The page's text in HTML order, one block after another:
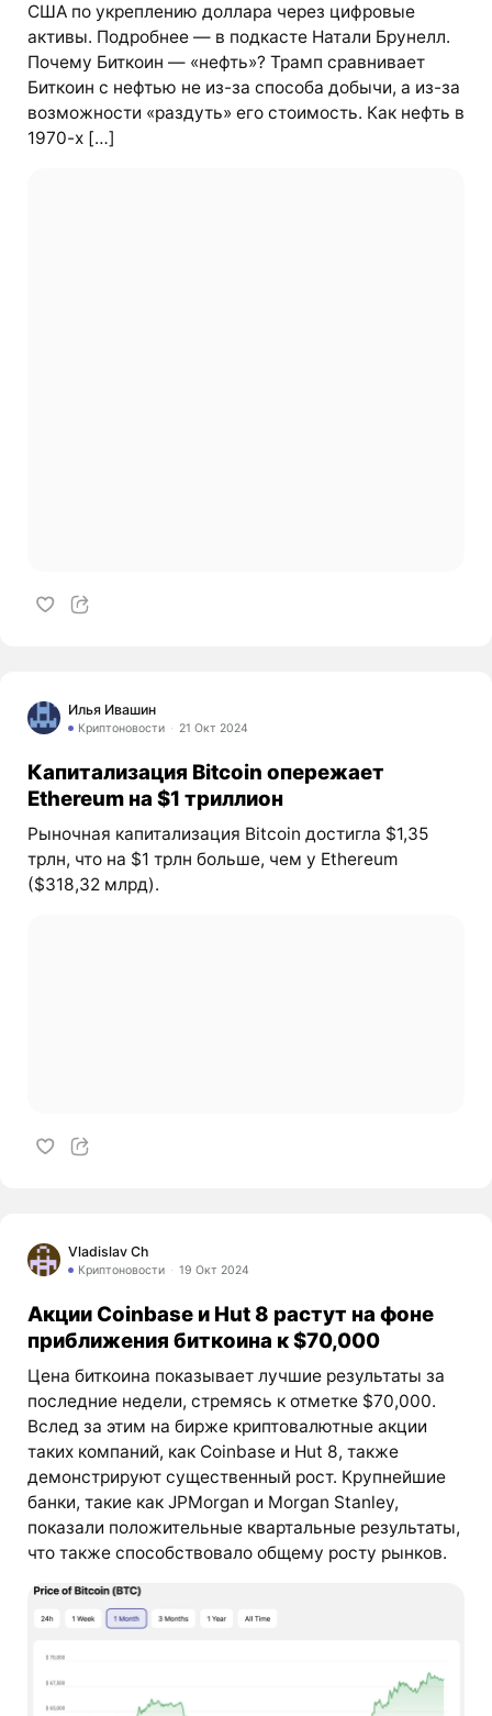
США по укреплению доллара через цифровые
активы. Подробнее — в подкасте Натали Брунелл.
Почему Биткоин — «нефть»? Трамп сравнивает
Биткоин с нефтью не из-за способа добычи, а из-за
возможности «раздуть» его стоимость. Как нефть в
1970-х […]
Илья Ивашин
Криптоновости 21 Окт 2024
Капитализация Bitcoin опережает
Ethereum на $1 триллион
Рыночная капитализация Bitcoin достигла $1,35
трлн, что на $1 трлн больше, чем у Ethereum
($318,32 млрд).
Vladislav Ch
Криптоновости 19 Окт 2024
Акции Coinbase и Hut 8 растут на фоне
приближения биткоина к $70,000
Цена биткоина показывает лучшие результаты за
последние недели, стремясь к отметке $70,000.
Вслед за этим на бирже криптовалютные акции
таких компаний, как Coinbase и Hut 8, также
демонстрируют существенный рост. Крупнейшие
банки, такие как JPMorgan и Morgan Stanley,
показали положительные квартальные результаты,
что также способствовало общему росту рынков.